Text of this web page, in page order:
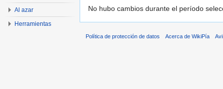
No hubo cambios durante el período
Al azar
Herramientas
Política de protección de datos Acerca de WikiPía